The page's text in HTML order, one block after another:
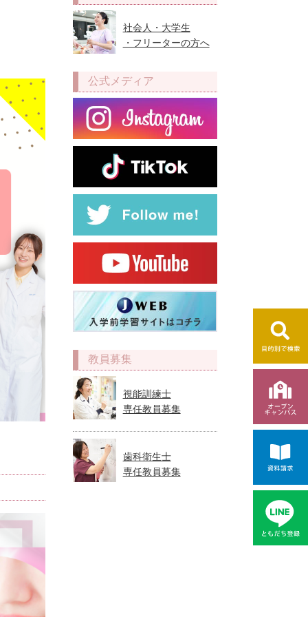
社会人・大学生
・フリーターの方へ
公式メディア
教員募集
視能訓練士
専任教員募集
歯科衛生士
専任教員募集